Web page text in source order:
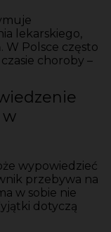
lekarskiego,
W Polsce często
choroby –
wypowiedzieć
przebywa na
w sobie nie
dotyczą